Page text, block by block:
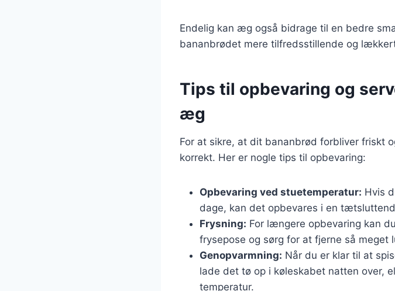
Endelig kan æg også bidrage til en bedre
bananbrødet mere tilfredsstillende og
Tips til opbevaring og
æg
For at sikre, at dit bananbrød forbliver friskt
korrekt. Her er nogle tips til opbevaring:
Opbevaring ved stuetemperatur: Hvis
dage, kan det opbevares i en
Frysning: For længere opbevaring kan
frysepose og sørg for at fjerne så meget
Genopvarmning: Når du er klar til at
lade det tø op i køleskabet natten over,
temperatur.